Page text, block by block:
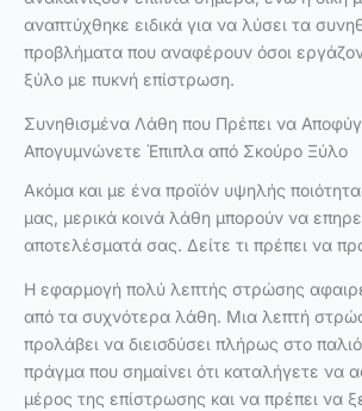
αναπτύχθηκε ειδικά για να λύσει τα
προβλήματα που αναφέρουν όσοι
ξύλο με πυκνή επίστρωση.
Συνηθισμένα Λάθη που Πρέπει να
Απογυμνώνετε Έπιπλα από Σκούρο Ξύλο
Ακόμα και με ένα προϊόν υψηλής
μας, μερικά κοινά λάθη μπορούν να
αποτελέσματά σας. Δείτε τι πρέπει να
Η εφαρμογή πολύ λεπτής στρώσης
από τα συχνότερα λάθη. Μια λεπτή
προλάβει να διεισδύσει πλήρως στο παλιό
πράγμα που σημαίνει ότι καταλήγετε να
μέρος της επίστρωσης και να πρέπει να